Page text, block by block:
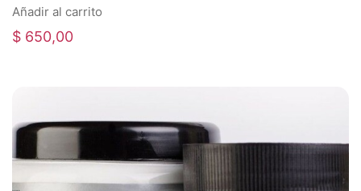
Añadir al carrito
$ 650,00